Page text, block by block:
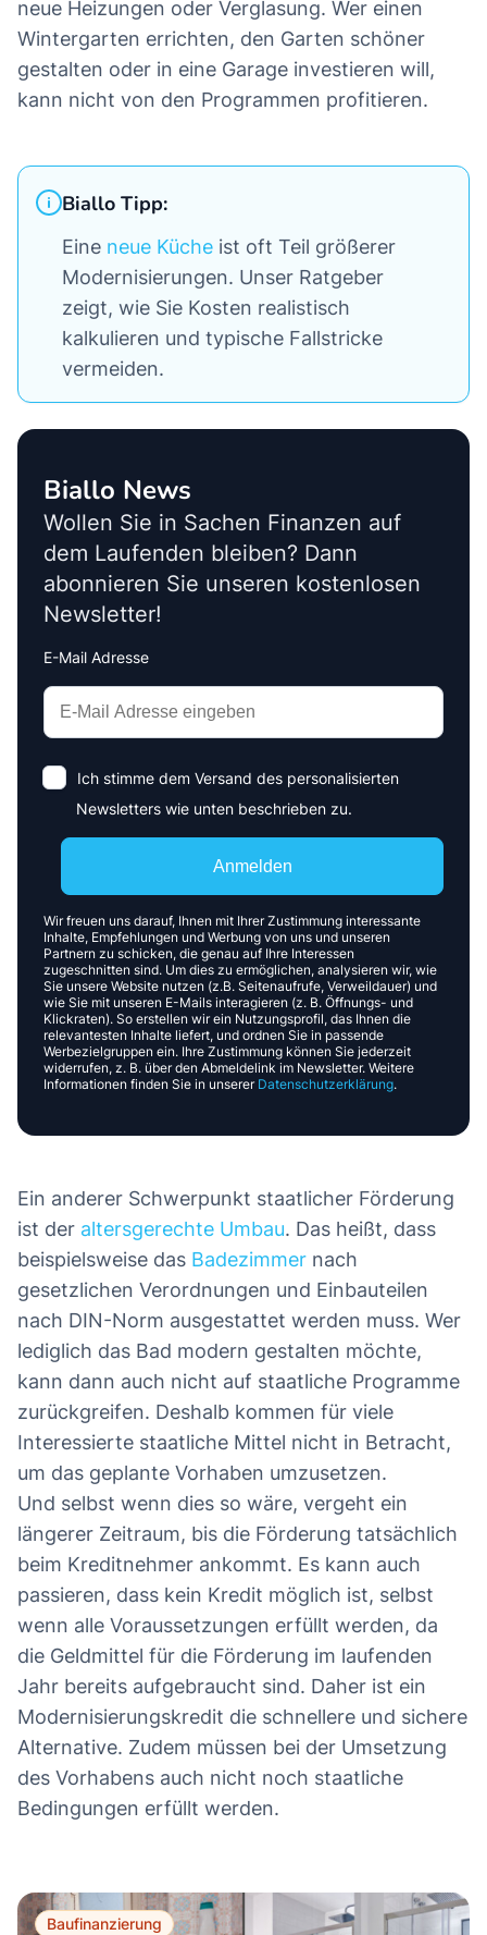
neue Heizungen oder Verglasung. Wer einen
Wintergarten errichten, den Garten schöner
gestalten oder in eine Garage investieren will,
kann nicht von den Programmen profitieren.
Biallo Tipp:
Eine neue Küche ist oft Teil größerer
Modernisierungen. Unser Ratgeber
zeigt, wie Sie Kosten realistisch
kalkulieren und typische Fallstricke
vermeiden.
Biallo News
Wollen Sie in Sachen Finanzen auf
dem Laufenden bleiben? Dann
abonnieren Sie unseren kostenlosen
Newsletter!
E-Mail Adresse
Interests
Amount
Anmelden
Ich stimme dem Versand des personalisierten
Newsletters wie unten beschrieben zu.
Wir freuen uns darauf, Ihnen mit Ihrer Zustimmung interessante
Inhalte, Empfehlungen und Werbung von uns und unseren
Partnern zu schicken, die genau auf Ihre Interessen
zugeschnitten sind. Um dies zu ermöglichen, analysieren wir, wie
Sie unsere Website nutzen (z.B. Seitenaufrufe, Verweildauer) und
wie Sie mit unseren E-Mails interagieren (z. B. Öffnungs- und
Klickraten). So erstellen wir ein Nutzungsprofil, das Ihnen die
relevantesten Inhalte liefert, und ordnen Sie in passende
Werbezielgruppen ein. Ihre Zustimmung können Sie jederzeit
widerrufen, z. B. über den Abmeldelink im Newsletter. Weitere
Informationen finden Sie in unserer Datenschutzerklärung.
Ein anderer Schwerpunkt staatlicher Förderung
ist der altersgerechte Umbau. Das heißt, dass
beispielsweise das Badezimmer nach
gesetzlichen Verordnungen und Einbauteilen
nach DIN-Norm ausgestattet werden muss. Wer
lediglich das Bad modern gestalten möchte,
kann dann auch nicht auf staatliche Programme
zurückgreifen. Deshalb kommen für viele
Interessierte staatliche Mittel nicht in Betracht,
um das geplante Vorhaben umzusetzen.
Und selbst wenn dies so wäre, vergeht ein
längerer Zeitraum, bis die Förderung tatsächlich
beim Kreditnehmer ankommt. Es kann auch
passieren, dass kein Kredit möglich ist, selbst
wenn alle Voraussetzungen erfüllt werden, da
die Geldmittel für die Förderung im laufenden
Jahr bereits aufgebraucht sind. Daher ist ein
Modernisierungskredit die schnellere und sichere
Alternative. Zudem müssen bei der Umsetzung
des Vorhabens auch nicht noch staatliche
Bedingungen erfüllt werden.
Baufinanzierung